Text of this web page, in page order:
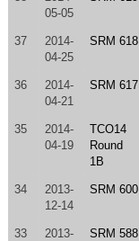
05-05
37
2014-
04-25
SRM 618
36
2014-
04-21
SRM 617
35
2014-
04-19
TCO14
Round
1B
34
2013-
12-14
SRM 600
33
2013-
SRM 588